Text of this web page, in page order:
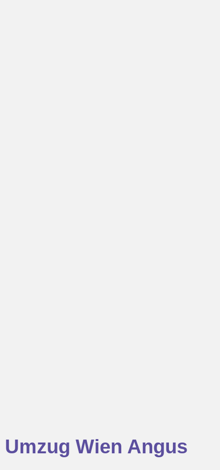
Umzug Wien Angus